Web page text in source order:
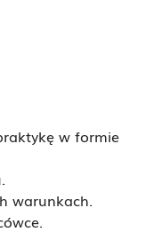
w formie
warunkach.